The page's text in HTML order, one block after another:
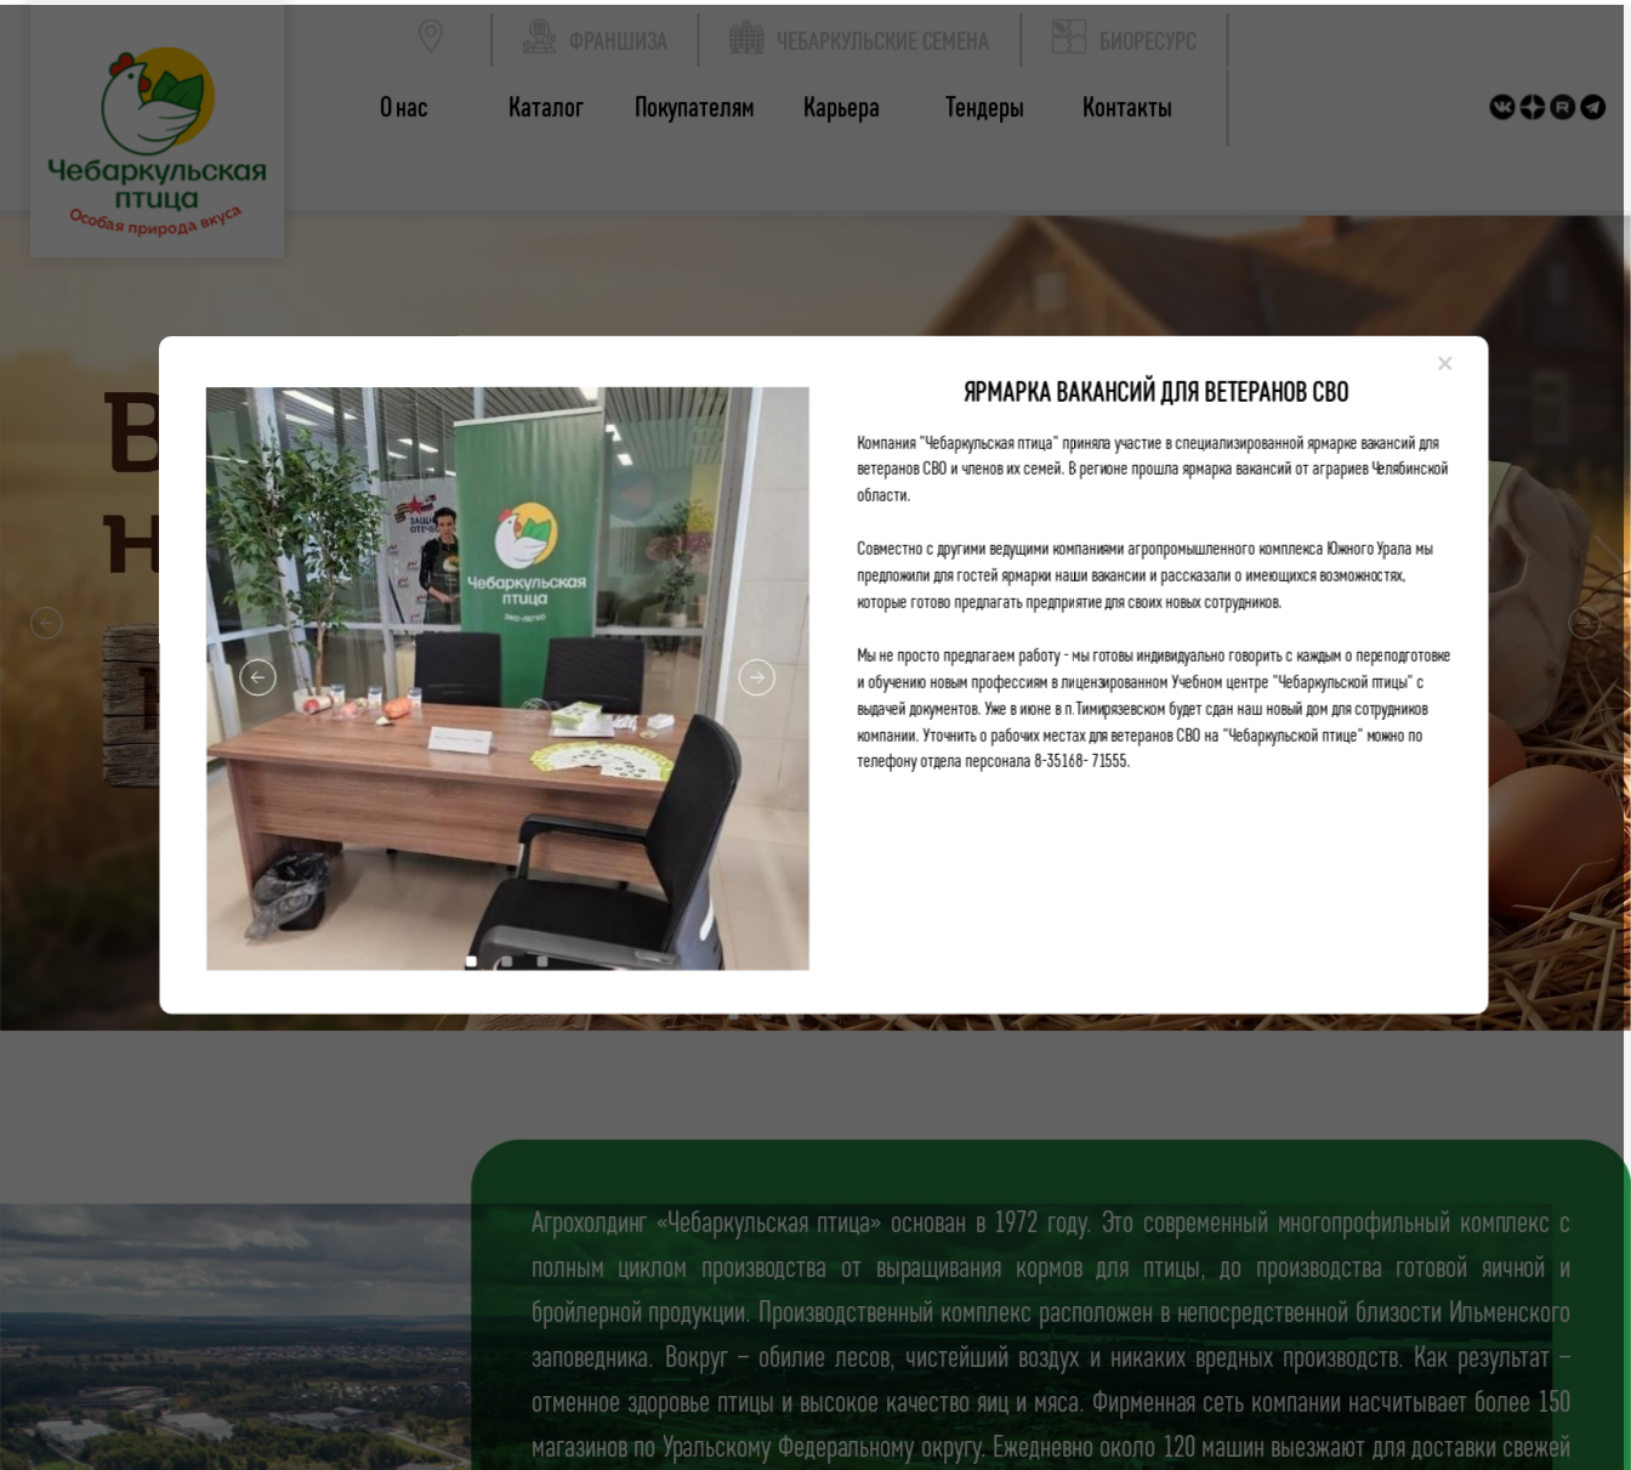
О нас Каталог Покупателям Карьера Тендеры Контакты
Агрохолдинг «Чебаркульская птица» основан в 1972 году. Это современный многопрофильный комплекс с
полным циклом производства от выращивания кормов для птицы, до производства готовой яичной и
бройлерной продукции. Производственный комплекс расположен в непосредственной близости Ильменского
заповедника. Вокруг – обилие лесов, чистейший воздух и никаких вредных производств. Как результат –
отменное здоровье птицы и высокое качество яиц и мяса. Фирменная сеть компании насчитывает более 150
магазинов по Уральскому Федеральному округу. Ежедневно около 120 машин выезжают для доставки свежей
×
ЯРМАРКА ВАКАНСИЙ ДЛЯ ВЕТЕРАНОВ СВО
Компания "Чебаркульская птица" приняла участие в специализированной ярмарке вакансий для
ветеранов СВО и членов их семей. В регионе прошла ярмарка вакансий от аграриев Челябинской
области.
Совместно с другими ведущими компаниями агропромышленного комплекса Южного Урала мы
предложили для гостей ярмарки наши вакансии и рассказали о имеющихся возможностях,
которые готово предлагать предприятие для своих новых сотрудников.
Мы не просто предлагаем работу - мы готовы индивидуально говорить с каждым о переподготовке
и обучению новым профессиям в лицензированном Учебном центре "Чебаркульской птицы" с
выдачей документов. Уже в июне в п.Тимирязевском будет сдан наш новый дом для сотрудников
компании. Уточнить о рабочих местах для ветеранов СВО на "Чебаркульской птице" можно по
телефону отдела персонала 8-35168- 71555.